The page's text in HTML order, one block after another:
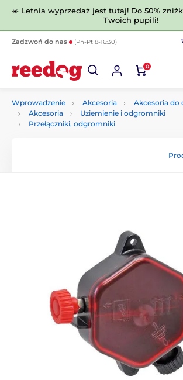
☀️ Letnia wyprzedaż jest tutaj! Do 50%
Twoich pupili!
Zadzwoń do nas (Pn-Pt 8-16:30)
0
Wprowadzenie Akcesoria
Akcesoria do
Akcesoria
Uziemienie i odgromniki
Przełączniki, odgromniki